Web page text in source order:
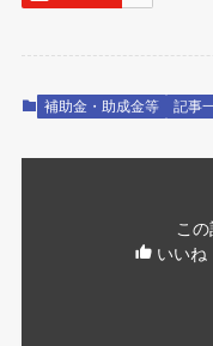
補助金・助成金等 記事
こ
いいね